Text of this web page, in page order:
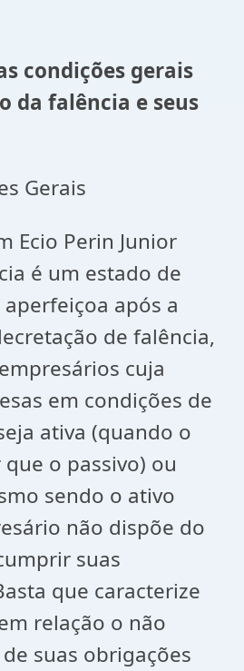
condições gerais
da falência e seus
Gerais
Ecio Perin Junior
é um estado de
após a
de falência,
cuja
em condições de
ativa (quando o
o passivo) ou
sendo o ativo
não dispõe do
suas
que caracterize
relação o não
suas obrigações